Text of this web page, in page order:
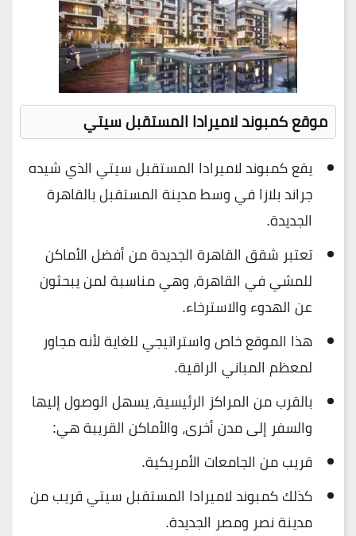
موقع كمبوند لاميرادا المستقبلسيتي
يقع كمبوند لاميرادا المستقبل سيتي الذي شيده
جراند بلازا في وسط مدينة المستقبل بالقاهرة
الجديدة.
تعتبر شقق القاهرة الجديدة من أفضل الأماكن
للمشي في القاهرة، وهي مناسبة لمن يبحثون
عن الهدوء والاسترخاء.
هذا الموقع خاص واستراتيجي للغاية لأنه مجاور
لمعظم المباني الراقية.
بالقرب من المراكز الرئيسية، يسهل الوصول إليها
والسفر إلى مدن أخرى، والأماكن القريبة هي:
قريب من الجامعات الأمريكية.
كذلك كمبوند لاميرادا المستقبل سيتي قريب من
مدينة نصر ومصر الجديدة.